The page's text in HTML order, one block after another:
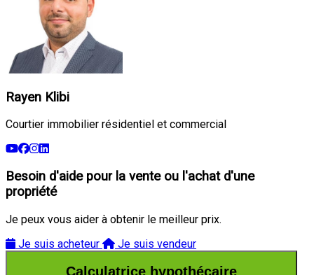
Rayen Klibi
Courtier immobilier résidentiel et commercial
Besoin d'aide pour la vente ou l'achat d'une
propriété
Je peux vous aider à obtenir le meilleur prix.
Je suis acheteur
Je suis vendeur
Calculatrice hypothécaire